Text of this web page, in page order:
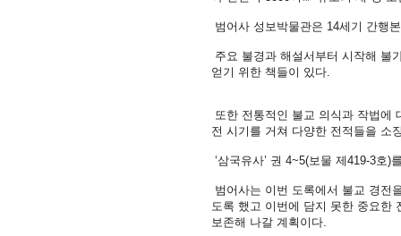
범어사 성보박물관은 14세기 간행
주요 불경과 해설서부터 시작해 불
얻기 위한 책들이 있다.
또한 전통적인 불교 의식과 작법에
전 시기를 거쳐 다양한 전적들을 소
‘삼국유사’ 권 4~5(보물 제419-3호
범어사는 이번 도록에서 불교 경전
도록 했고 이번에 담지 못한 중요한
보존해 나갈 계획이다.